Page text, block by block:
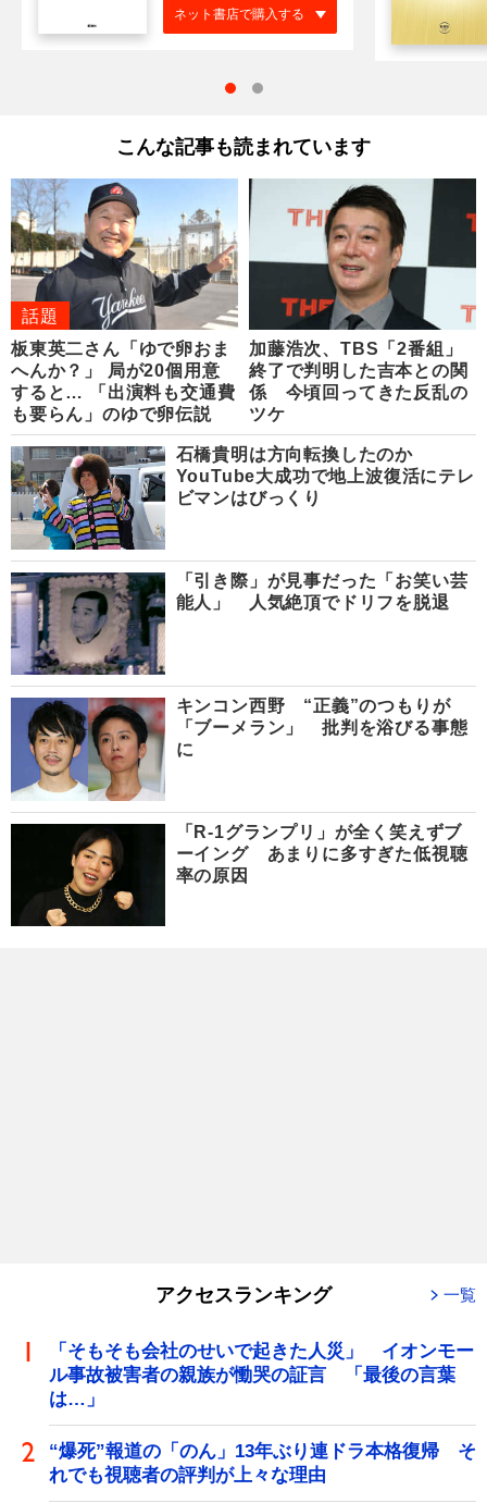
ネット書店で購入する
こんな記事も読まれています
話題
板東英二さん「ゆで卵おま
へんか？」 局が20個用意
すると… 「出演料も交通費
も要らん」のゆで卵伝説
加藤浩次、TBS「2番組」
終了で判明した吉本との関
係 今頃回ってきた反乱の
ツケ
石橋貴明は方向転換したのか
YouTube大成功で地上波復活にテレ
ビマンはびっくり
「引き際」が見事だった「お笑い芸
能人」 人気絶頂でドリフを脱退
キンコン西野 “正義”のつもりが
「ブーメラン」 批判を浴びる事態
に
「R-1グランプリ」が全く笑えずブ
ーイング あまりに多すぎた低視聴
率の原因
アクセスランキング 一覧
「そもそも会社のせいで起きた人災」 イオンモー
ル事故被害者の親族が慟哭の証言 「最後の言葉
は…」
“爆死”報道の「のん」13年ぶり連ドラ本格復帰 そ
れでも視聴者の評判が上々な理由